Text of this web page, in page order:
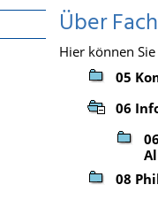
Über
Hier können
05
06
08